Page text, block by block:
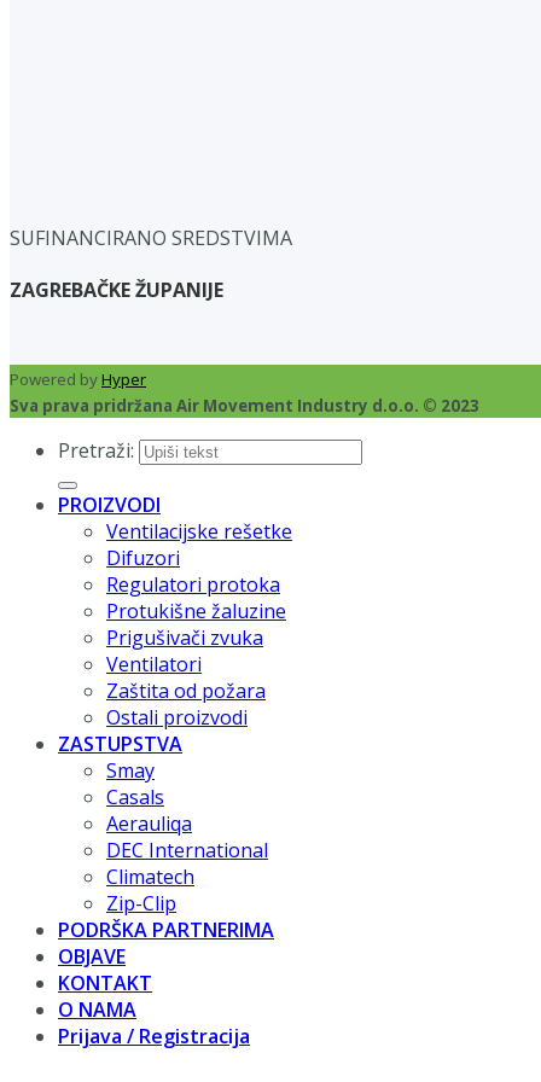
SUFINANCIRANO SREDSTVIMA
ZAGREBAČKE ŽUPANIJE
Powered byHyper
Sva prava pridržana Air Movement Industry d.o.o. © 2023
Pretraži:
PROIZVODI
Ventilacijske rešetke
Difuzori
Regulatori protoka
Protukišne žaluzine
Prigušivači zvuka
Ventilatori
Zaštita od požara
Ostali proizvodi
ZASTUPSTVA
Smay
Casals
Aerauliqa
DEC International
Climatech
Zip-Clip
PODRŠKA PARTNERIMA
OBJAVE
KONTAKT
O NAMA
Prijava / Registracija